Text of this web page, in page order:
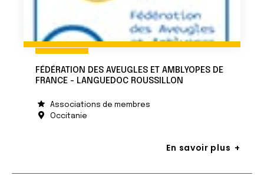
FÉDÉRATION DES AVEUGLES ET AMBLYOPES DE
FRANCE - LANGUEDOC ROUSSILLON
Associations de membres
Occitanie
En savoir plus